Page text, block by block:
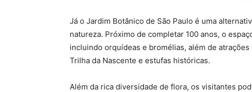
Já o Jardim Botânico de São Paulo é uma
natureza. Próximo de completar 100 anos, o
incluindo orquídeas e bromélias, além de
Trilha da Nascente e estufas históricas.
Além da rica diversidade de flora, os visitantes